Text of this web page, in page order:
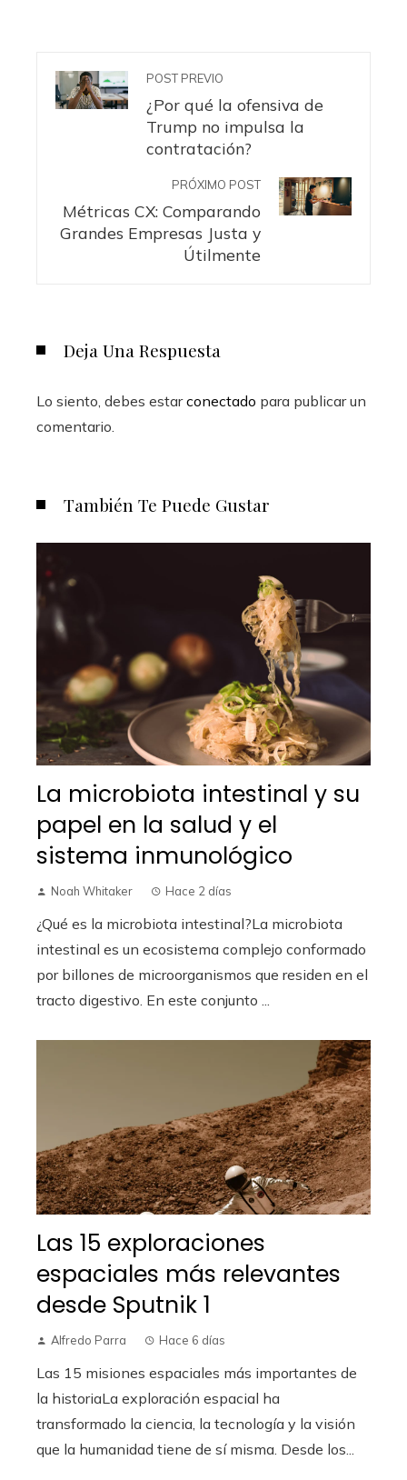
POST PREVIO
¿Por qué la ofensiva de
Trump no impulsa la
contratación?
PRÓXIMO POST
Métricas CX: Comparando
Grandes Empresas Justa y
Útilmente
Deja Una Respuesta
Lo siento, debes estarconectado para publicar un
comentario.
También Te Puede Gustar
La microbiota intestinal y su
papel en la salud y el
sistema inmunológico
Noah Whitaker Hace 2 días
¿Qué es la microbiota intestinal?La microbiota
intestinal es un ecosistema complejo conformado
por billones de microorganismos que residen en el
tracto digestivo. En este conjunto ...
Las 15 exploraciones
espaciales más relevantes
desde Sputnik 1
Alfredo Parra Hace 6 días
Las 15 misiones espaciales más importantes de
la historiaLa exploración espacial ha
transformado la ciencia, la tecnología y la visión
que la humanidad tiene de sí misma. Desde los...